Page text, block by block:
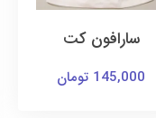
سارافون کت
145,000 تومان